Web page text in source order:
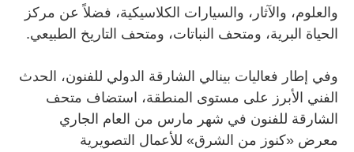
والعلوم، والآثار، والسيارات الكلاسيكية، فضلاً عن مركز
الحياة البرية، ومتحف النباتات، ومتحف التاريخ الطبيعي.
وفي إطار فعاليات بينالي الشارقة الدولي للفنون، الحدث
الفني الأبرز على مستوى المنطقة، استضاف متحف
الشارقة للفنون في شهر مارس من العام الجاري
معرض «كنوز من الشرق» للأعمال التصويرية